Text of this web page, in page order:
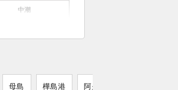
中潮
母島 樺島港 阿久根漁港